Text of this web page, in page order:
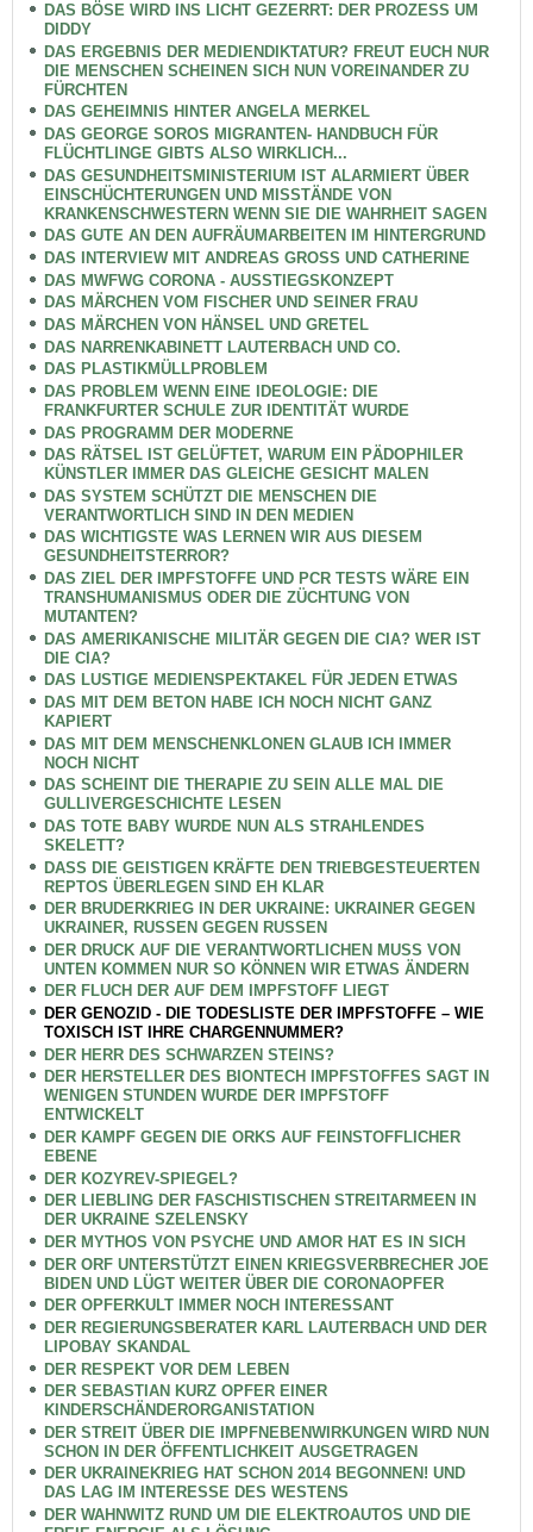
DAS BÖSE WIRD INS LICHT GEZERRT: DER PROZESS UM
DIDDY
DAS ERGEBNIS DER MEDIENDIKTATUR? FREUT EUCH NUR
DIE MENSCHEN SCHEINEN SICH NUN VOREINANDER ZU
FÜRCHTEN
DAS GEHEIMNIS HINTER ANGELA MERKEL
DAS GEORGE SOROS MIGRANTEN- HANDBUCH FÜR
FLÜCHTLINGE GIBTS ALSO WIRKLICH...
DAS GESUNDHEITSMINISTERIUM IST ALARMIERT ÜBER
EINSCHÜCHTERUNGEN UND MISSTÄNDE VON
KRANKENSCHWESTERN WENN SIE DIE WAHRHEIT SAGEN
DAS GUTE AN DEN AUFRÄUMARBEITEN IM HINTERGRUND
DAS INTERVIEW MIT ANDREAS GROSS UND CATHERINE
DAS MWFWG CORONA - AUSSTIEGSKONZEPT
DAS MÄRCHEN VOM FISCHER UND SEINER FRAU
DAS MÄRCHEN VON HÄNSEL UND GRETEL
DAS NARRENKABINETT LAUTERBACH UND CO.
DAS PLASTIKMÜLLPROBLEM
DAS PROBLEM WENN EINE IDEOLOGIE: DIE
FRANKFURTER SCHULE ZUR IDENTITÄT WURDE
DAS PROGRAMM DER MODERNE
DAS RÄTSEL IST GELÜFTET, WARUM EIN PÄDOPHILER
KÜNSTLER IMMER DAS GLEICHE GESICHT MALEN
DAS SYSTEM SCHÜTZT DIE MENSCHEN DIE
VERANTWORTLICH SIND IN DEN MEDIEN
DAS WICHTIGSTE WAS LERNEN WIR AUS DIESEM
GESUNDHEITSTERROR?
DAS ZIEL DER IMPFSTOFFE UND PCR TESTS WÄRE EIN
TRANSHUMANISMUS ODER DIE ZÜCHTUNG VON
MUTANTEN?
DAS AMERIKANISCHE MILITÄR GEGEN DIE CIA? WER IST
DIE CIA?
DAS LUSTIGE MEDIENSPEKTAKEL FÜR JEDEN ETWAS
DAS MIT DEM BETON HABE ICH NOCH NICHT GANZ
KAPIERT
DAS MIT DEM MENSCHENKLONEN GLAUB ICH IMMER
NOCH NICHT
DAS SCHEINT DIE THERAPIE ZU SEIN ALLE MAL DIE
GULLIVERGESCHICHTE LESEN
DAS TOTE BABY WURDE NUN ALS STRAHLENDES
SKELETT?
DASS DIE GEISTIGEN KRÄFTE DEN TRIEBGESTEUERTEN
REPTOS ÜBERLEGEN SIND EH KLAR
DER BRUDERKRIEG IN DER UKRAINE: UKRAINER GEGEN
UKRAINER, RUSSEN GEGEN RUSSEN
DER DRUCK AUF DIE VERANTWORTLICHEN MUSS VON
UNTEN KOMMEN NUR SO KÖNNEN WIR ETWAS ÄNDERN
DER FLUCH DER AUF DEM IMPFSTOFF LIEGT
DER GENOZID - DIE TODESLISTE DER IMPFSTOFFE – WIE
TOXISCH IST IHRE CHARGENNUMMER?
DER HERR DES SCHWARZEN STEINS?
DER HERSTELLER DES BIONTECH IMPFSTOFFES SAGT IN
WENIGEN STUNDEN WURDE DER IMPFSTOFF
ENTWICKELT
DER KAMPF GEGEN DIE ORKS AUF FEINSTOFFLICHER
EBENE
DER KOZYREV-SPIEGEL?
DER LIEBLING DER FASCHISTISCHEN STREITARMEEN IN
DER UKRAINE SZELENSKY
DER MYTHOS VON PSYCHE UND AMOR HAT ES IN SICH
DER ORF UNTERSTÜTZT EINEN KRIEGSVERBRECHER JOE
BIDEN UND LÜGT WEITER ÜBER DIE CORONAOPFER
DER OPFERKULT IMMER NOCH INTERESSANT
DER REGIERUNGSBERATER KARL LAUTERBACH UND DER
LIPOBAY SKANDAL
DER RESPEKT VOR DEM LEBEN
DER SEBASTIAN KURZ OPFER EINER
KINDERSCHÄNDERORGANISTATION
DER STREIT ÜBER DIE IMPFNEBENWIRKUNGEN WIRD NUN
SCHON IN DER ÖFFENTLICHKEIT AUSGETRAGEN
DER UKRAINEKRIEG HAT SCHON 2014 BEGONNEN! UND
DAS LAG IM INTERESSE DES WESTENS
DER WAHNWITZ RUND UM DIE ELEKTROAUTOS UND DIE